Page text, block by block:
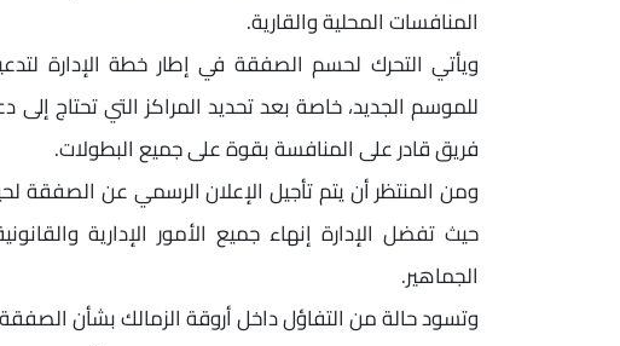
المنافسات المحلية والقارية.
ويأتي التحرك لحسم الصفقة في إطار خطة الإدارة
للموسم الجديد، خاصة بعد تحديد المراكز التي تحتاج
فريق قادر على المنافسة بقوة على جميع البطولات.
ومن المنتظر أن يتم تأجيل الإعلان الرسمي عن الصفقة
حيث تفضل الإدارة إنهاء جميع الأمور الإدارية
الجماهير.
وتسود حالة من التفاؤل داخل أروقة الزمالك بشأن